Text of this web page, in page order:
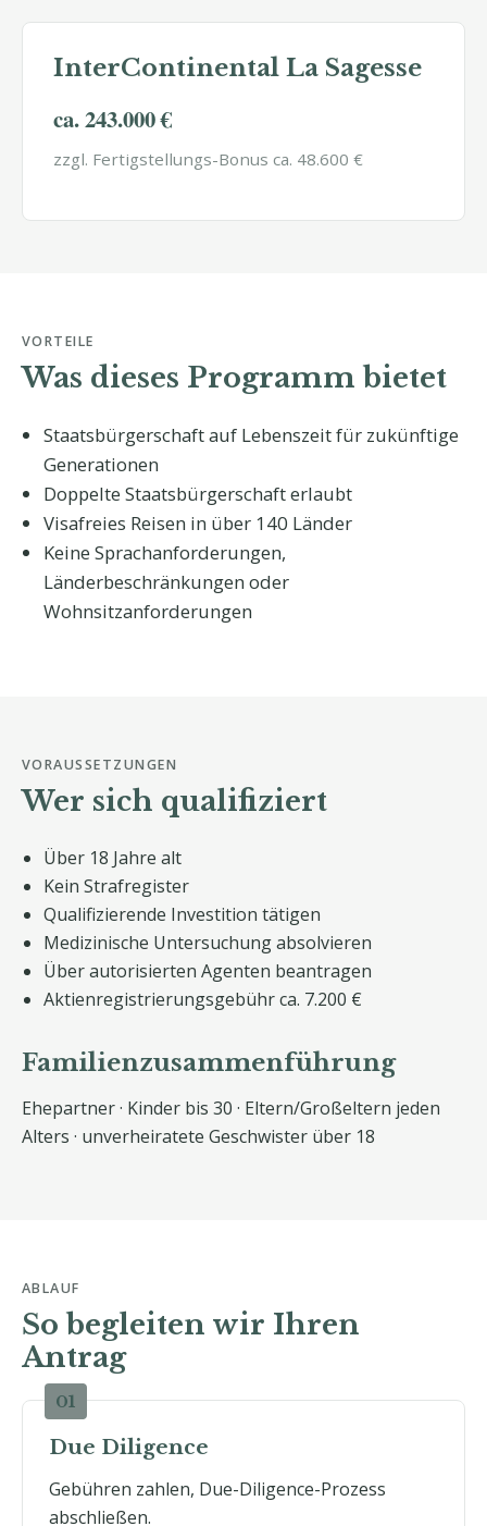
InterContinental La Sagesse
ca. 243.000 €
zzgl. Fertigstellungs-Bonus ca. 48.600 €
VORTEILE
Was dieses Programm bietet
Staatsbürgerschaft auf Lebenszeit für zukünftige
Generationen
Doppelte Staatsbürgerschaft erlaubt
Visafreies Reisen in über 140 Länder
Keine Sprachanforderungen,
Länderbeschränkungen oder
Wohnsitzanforderungen
VORAUSSETZUNGEN
Wer sich qualifiziert
Über 18 Jahre alt
Kein Strafregister
Qualifizierende Investition tätigen
Medizinische Untersuchung absolvieren
Über autorisierten Agenten beantragen
Aktienregistrierungsgebühr ca. 7.200 €
Familienzusammenführung
Ehepartner · Kinder bis 30 · Eltern/Großeltern jeden
Alters · unverheiratete Geschwister über 18
ABLAUF
So begleiten wir Ihren
Antrag
Due Diligence
Gebühren zahlen, Due-Diligence-Prozess
abschließen.